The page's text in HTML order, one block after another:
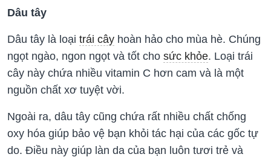
Dâu tây
Dâu tây là loại trái cây hoàn hảo cho mùa hè. Chúng
ngọt ngào, ngon ngọt và tốt cho sức khỏe. Loại trái
cây này chứa nhiều vitamin C hơn cam và là một
nguồn chất xơ tuyệt vời.
Ngoài ra, dâu tây cũng chứa rất nhiều chất chống
oxy hóa giúp bảo vệ bạn khỏi tác hại của các gốc tự
do. Điều này giúp làn da của bạn luôn tươi trẻ và